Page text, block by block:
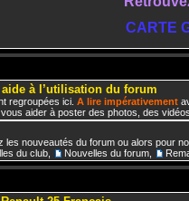
CARTE
à l’utilisation du forum
regroupées ici. A lire impérativement
aider à poster des photos, des
les nouveautés du forum ou alors pour
du club Nouvelles du forum